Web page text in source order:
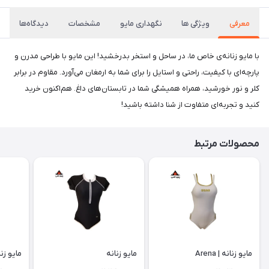
معرفی ویژگی ها نگهداری مایو مشخصات دیدگاه‌ها
با مایو زنانه‌ی خاص ما، در ساحل و استخر بدرخشید! این مایو با طراحی مدرن و
پارچه‌ای با کیفیت، راحتی و استایل را برای شما به ارمغان می‌آورد. مقاوم در برابر
کلر و نور خورشید، همراه همیشگی شما در تابستان‌های داغ. هم‌اکنون خرید
کنید و تجربه‌ای متفاوت از شنا داشته باشید!
محصولات مرتبط
مایو زنانه | Arena مایو زنانه مایو